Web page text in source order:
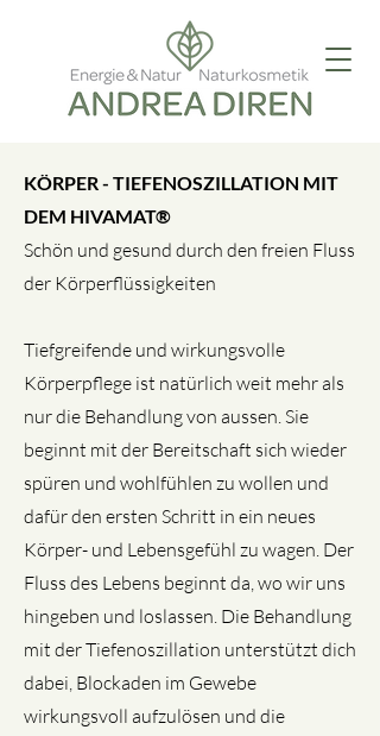
KÖRPER - TIEFENOSZILLATION MIT
DEM HIVAMAT®
Schön und gesund durch den freien Fluss
der Körperflüssigkeiten
Tiefgreifende und wirkungsvolle
Körperpflege ist natürlich weit mehr als
nur die Behandlung von aussen. Sie
beginnt mit der Bereitschaft sich wieder
spüren und wohlfühlen zu wollen und
dafür den ersten Schritt in ein neues
Körper- und Lebensgefühl zu wagen. Der
Fluss des Lebens beginnt da, wo wir uns
hingeben und loslassen. Die Behandlung
mit der Tiefenoszillation unterstützt dich
dabei, Blockaden im Gewebe
wirkungsvoll aufzulösen und die